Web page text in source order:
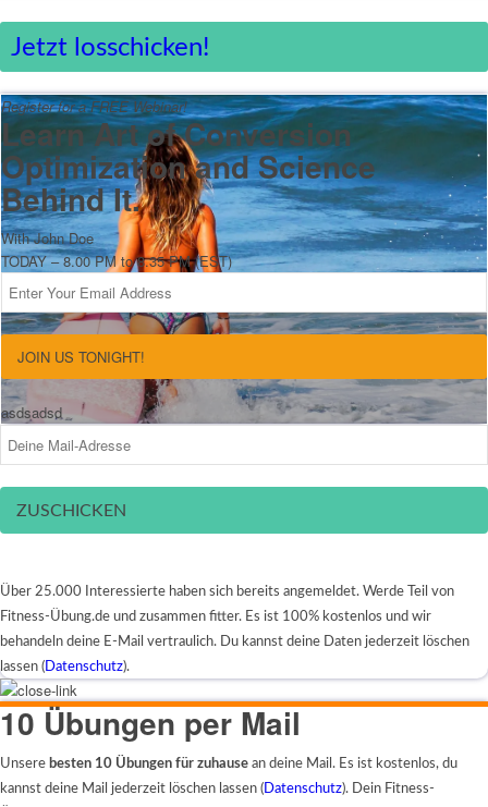
Jetzt losschicken!
Register for a FREE Webinar!
Learn Art of Conversion
Optimization and Science
Behind It.
With John Doe
TODAY – 8.00 PM to 8.35 PM (EST)
JOIN US TONIGHT!
asdsadsd
ZUSCHICKEN
Über 25.000 Interessierte haben sich bereits angemeldet. Werde Teil von
Fitness-Übung.de und zusammen fitter. Es ist 100% kostenlos und wir
behandeln deine E-Mail vertraulich. Du kannst deine Daten jederzeit löschen
lassen (Datenschutz).
10 Übungen per Mail
Unsere besten 10 Übungen für zuhause an deine Mail. Es ist kostenlos, du
kannst deine Mail jederzeit löschen lassen (Datenschutz). Dein Fitness-